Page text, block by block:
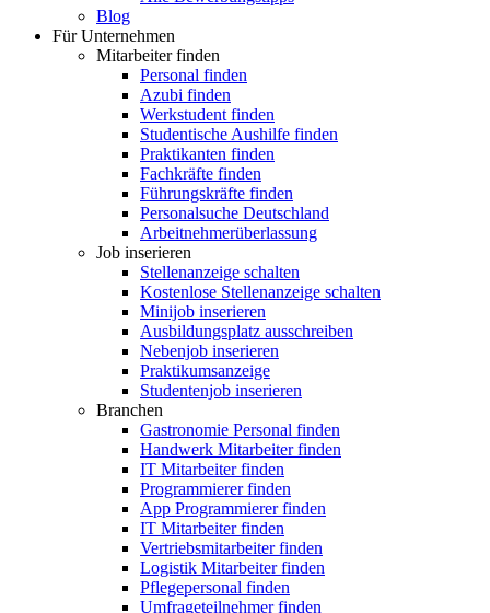
Blog
Für Unternehmen
Mitarbeiter finden
Personal finden
Azubi finden
Werkstudent finden
Studentische Aushilfe finden
Praktikanten finden
Fachkräfte finden
Führungskräfte finden
Personalsuche Deutschland
Arbeitnehmerüberlassung
Job inserieren
Stellenanzeige schalten
Kostenlose Stellenanzeige schalten
Minijob inserieren
Ausbildungsplatz ausschreiben
Nebenjob inserieren
Praktikumsanzeige
Studentenjob inserieren
Branchen
Gastronomie Personal finden
Handwerk Mitarbeiter finden
IT Mitarbeiter finden
Programmierer finden
App Programmierer finden
IT Mitarbeiter finden
Vertriebsmitarbeiter finden
Logistik Mitarbeiter finden
Pflegepersonal finden
Umfrageteilnehmer finden